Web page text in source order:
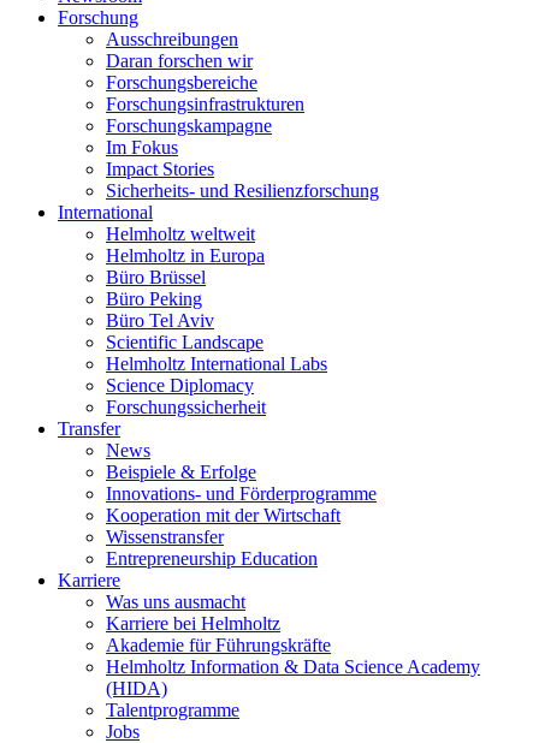
Forschung
Ausschreibungen
Daran forschen wir
Forschungsbereiche
Forschungsinfrastrukturen
Forschungskampagne
Im Fokus
Impact Stories
Sicherheits- und Resilienzforschung
International
Helmholtz weltweit
Helmholtz in Europa
Büro Brüssel
Büro Peking
Büro Tel Aviv
Scientific Landscape
Helmholtz International Labs
Science Diplomacy
Forschungssicherheit
Transfer
News
Beispiele & Erfolge
Innovations- und Förderprogramme
Kooperation mit der Wirtschaft
Wissenstransfer
Entrepreneurship Education
Karriere
Was uns ausmacht
Karriere bei Helmholtz
Akademie für Führungskräfte
Helmholtz Information & Data Science Academy
(HIDA)
Talentprogramme
Jobs